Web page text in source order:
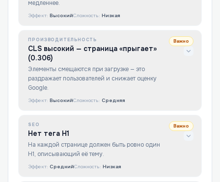
медленнее.
Эффект: ВысокийСложность: Низкая
ПРОИЗВОДИТЕЛЬНОСТЬ
CLS высокий — страница «прыгает»
(0.306)
Элементы смещаются при загрузке — это
раздражает пользователей и снижает оценку
Google.
Важно
Эффект: ВысокийСложность: Средняя
SEO
Нет тега H1
На каждой странице должен быть ровно один
H1, описывающий её тему.
Важно
Эффект: СреднийСложность: Низкая